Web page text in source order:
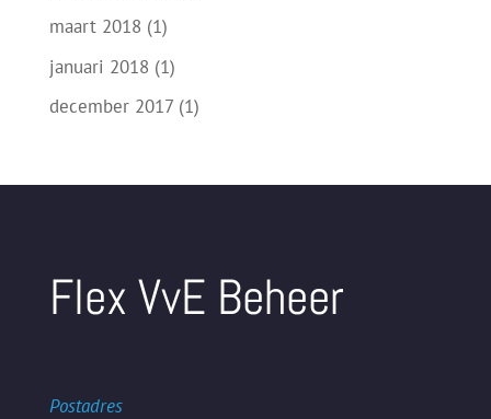
maart 2018 (1)
januari 2018 (1)
december 2017(1)
Flex VvE Beheer
Postadres